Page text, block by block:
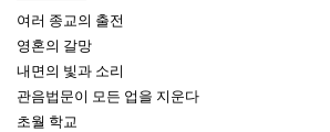
여러 종교의 출전
영혼의 갈망
내면의 빛과 소리
관음법문이 모든 업을 지운다
초월 학교